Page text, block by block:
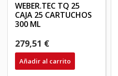
WEBER.TEC TQ 25
CAJA 25 CARTUCHOS
300 ML
279,51 €
Añadir al carrito